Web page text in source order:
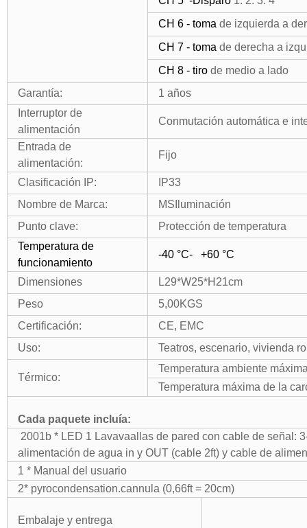
CH 6 - toma de izquierda a
CH 7 - toma de derecha a
CH 8 - tirode medio a lado
Garantía:
1 años
Interruptor de
alimentación
Conmutación automática e
Entrada de
alimentación:
Fijo
Clasificación IP:
IP33
Nombre de Marca:
MSIluminación
Punto clave:
Protección de temperatura
Temperatura de
funcionamiento
-40 °C- +60 °C
Dimensiones
L29*W25*H21cm
Peso
5,00KGS
Certificación:
CE, EMC
Uso:
Teatros, escenario, vivienda
Térmico:
Temperatura ambiente
Temperatura máxima de la
Cada paquete incluía:
2001b * LED 1 Lavavaallas de pared con cable de señal:
alimentación de agua in y OUT (cable 2ft) y cable de
1 * Manual del usuario
2* pyrocondensation.cannula (0,66ft = 20cm)
Embalaje y entrega